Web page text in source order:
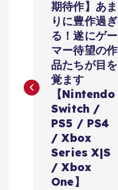
ビ
ゲ
期待作】あま
りに豊作過ぎ
る！遂にゲー
マー待望の作
品たちが目を
覚ます
【Nintendo
Switch /
PS5 / PS4
/ Xbox
Series X|S
/ Xbox
One】